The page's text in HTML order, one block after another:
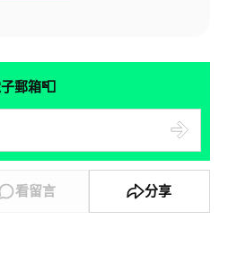
郵箱📮
看留言 分享